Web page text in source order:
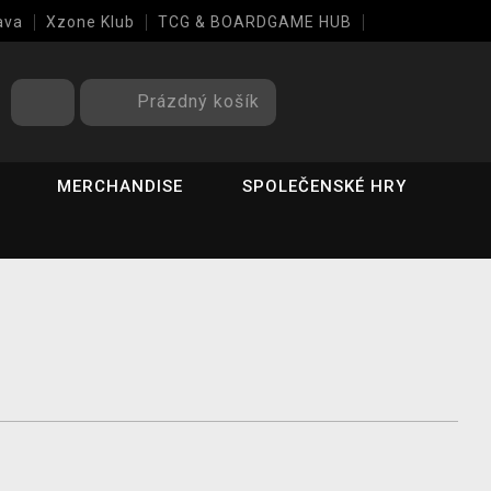
Xzone Klub TCG & BOARDGAME HUB
Prázdný košík
MERCHANDISE SPOLEČENSKÉ HRY